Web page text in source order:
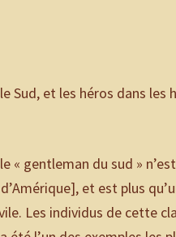
Sud, et les héros dans
gentleman du sud »
et est plus
Les individus de cette